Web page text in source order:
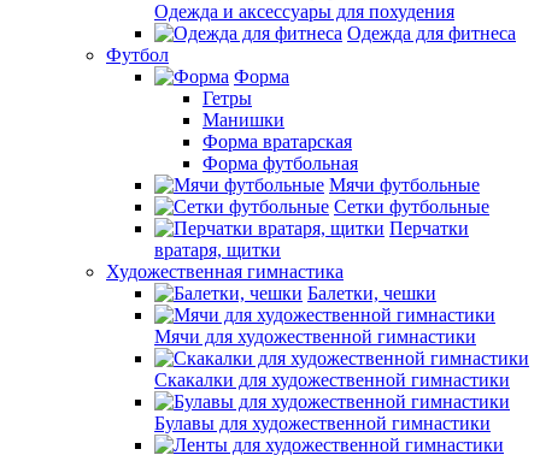
Одежда и аксессуары для похудения
Одежда для фитнеса
Футбол
Форма
Гетры
Манишки
Форма вратарская
Форма футбольная
Мячи футбольные
Сетки футбольные
Перчатки
вратаря, щитки
Художественная гимнастика
Балетки, чешки
Мячи для художественной гимнастики
Скакалки для художественной гимнастики
Булавы для художественной гимнастики